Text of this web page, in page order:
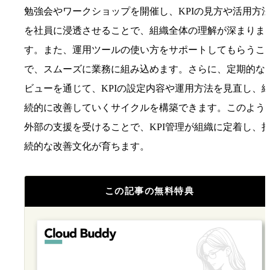
勉強会やワークショップを開催し、KPIの見方や活用方
を社員に浸透させることで、組織全体の理解が深まりま
す。また、運用ツールの使い方をサポートしてもらうこ
で、スムーズに業務に組み込めます。さらに、定期的な
ビューを通じて、KPIの設定内容や運用方法を見直し、
続的に改善していくサイクルを構築できます。このよう
外部の支援を受けることで、KPI管理が組織に定着し、
続的な改善文化が育ちます。
この記事の無料特典